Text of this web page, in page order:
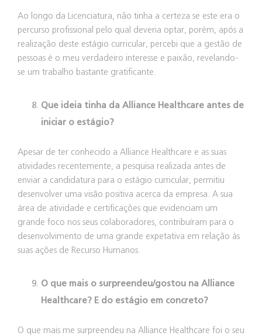
Ao longo da Licenciatura, não tinha a certeza se este era o
percurso profissional pelo qual deveria optar, porém, após a
realização deste estágio curricular, percebi que a gestão de
pessoas é o meu verdadeiro interesse e paixão, revelando-
se um trabalho bastante gratificante.
Que ideia tinha da Alliance Healthcare antes de
iniciar o estágio?
Apesar de ter conhecido a Alliance Healthcare e as suas
atividades recentemente, a pesquisa realizada antes de
enviar a candidatura para o estágio curricular, permitiu
desenvolver uma visão positiva acerca da empresa. A sua
área de atividade e certificações que evidenciam um
grande foco nos seus colaboradores, contribuíram para o
desenvolvimento de uma grande expetativa em relação às
suas ações de Recurso Humanos.
O que mais o surpreendeu/gostou na Alliance
Healthcare? E do estágio em concreto?
O que mais me surpreendeu na Alliance Healthcare foi o seu